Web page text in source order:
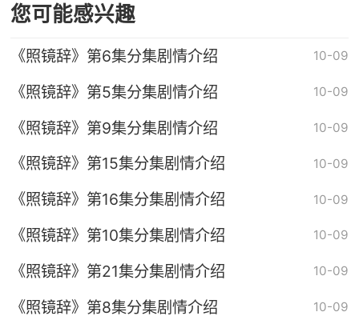
您可能感兴趣
《照镜辞》第6集分集剧情介绍 10-09
《照镜辞》第5集分集剧情介绍 10-09
《照镜辞》第9集分集剧情介绍 10-09
《照镜辞》第15集分集剧情介绍 10-09
《照镜辞》第16集分集剧情介绍 10-09
《照镜辞》第10集分集剧情介绍 10-09
《照镜辞》第21集分集剧情介绍 10-09
《照镜辞》第8集分集剧情介绍 10-09